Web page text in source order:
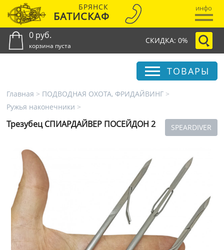
БРЯНСК
БАТИСКАФ
инфо
0 руб.
корзина пуста
СКИДКА: 0%
ТОВАРЫ
Главная > ПОДВОДНАЯ ОХОТА, ФРИДАЙВИНГ >
Ружья наконечники >
SPEARDIVER
Трезубец СПИАРДАЙВЕР ПОСЕЙДОН 2